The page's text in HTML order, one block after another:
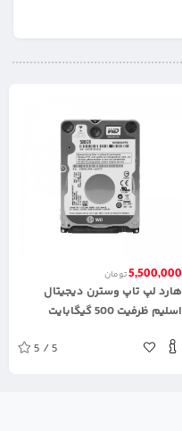
5,500,000تومان
هارد لپ تاپ وسترن دیجیتال
اسلیم ظرفیت 500 گیگابایت
5 / 5